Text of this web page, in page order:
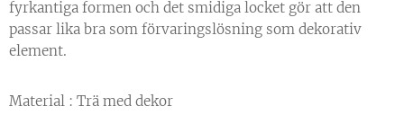
fyrkantiga formen och det smidiga locket gör att den
passar lika bra som förvaringslösning som dekorativ
element.
Material : Trä med dekor